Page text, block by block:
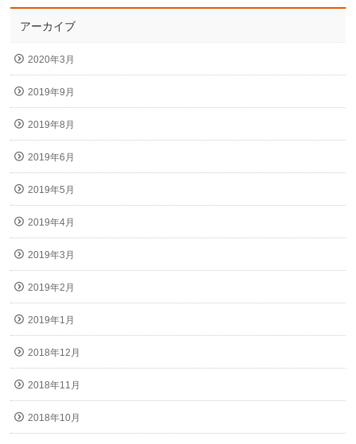
アーカイブ
2020年3月
2019年9月
2019年8月
2019年6月
2019年5月
2019年4月
2019年3月
2019年2月
2019年1月
2018年12月
2018年11月
2018年10月